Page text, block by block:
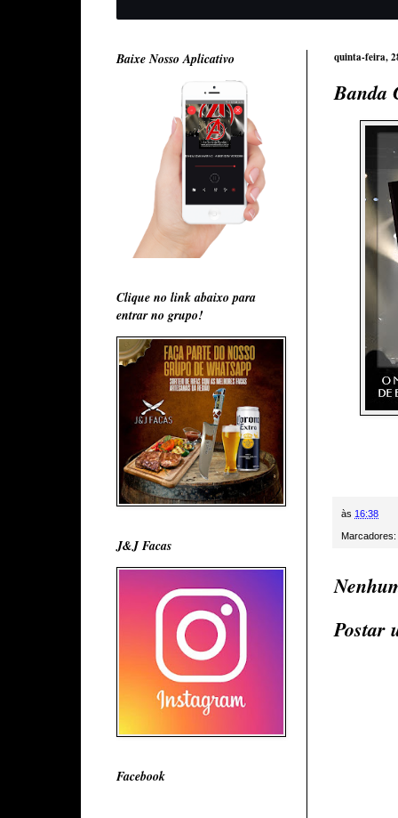
quinta-feira,
Banda
às 16:38
Marcadores:
Postar
Baixe Nosso Aplicativo
Clique no link abaixo para
entrar no grupo!
J&J Facas
Facebook